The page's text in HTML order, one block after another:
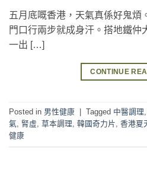
五月底嘅香港，天氣真係好鬼煩
門口行兩步就成身汗。搭地鐵仲
一出 […]
CONTINUE
Posted in 男性健康 Tagged 中醫調理,
氣, 腎虛, 草本調理, 韓國奇力片, 香港夏
健康